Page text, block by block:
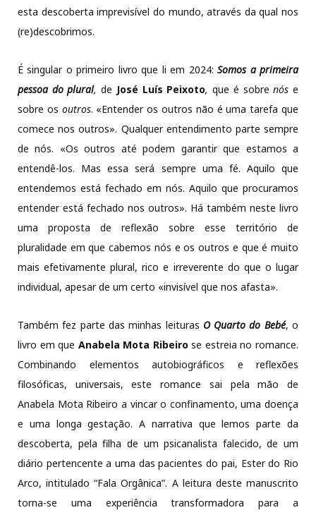
esta descoberta imprevisível do mundo, através da qual nos
(re)descobrimos.
É singular o primeiro livro que li em 2024:Somos a primeira
pessoa do plural,de José Luís Peixoto,que é sobrenós e
sobre os outros. «Entender os outros não é uma tarefa que
comece nos outros». Qualquer entendimento parte sempre
de nós. «Os outros até podem garantir que estamos a
entendê-los. Mas essa será sempre uma fé. Aquilo que
entendemos está fechado em nós. Aquilo que procuramos
entender está fechado nos outros». Há também neste livro
uma proposta de reflexão sobre esse território de
pluralidade em que cabemos nós e os outros e que é muito
mais efetivamente plural, rico e irreverente do que o lugar
individual, apesar de um certo «invisível que nos afasta».
Também fez parte das minhas leituras O Quarto do Bebé, o
livro em que Anabela Mota Ribeirose estreia no romance.
Combinando elementos autobiográficos e reflexões
filosóficas, universais, este romance sai pela mão de
Anabela Mota Ribeiro a vincar o confinamento, uma doença
e uma longa gestação. A narrativa que lemos parte da
descoberta, pela filha de um psicanalista falecido, de um
diário pertencente a uma das pacientes do pai, Ester do Rio
Arco, intitulado “Fala Orgânica”. A leitura deste manuscrito
torna-se uma experiência transformadora para a